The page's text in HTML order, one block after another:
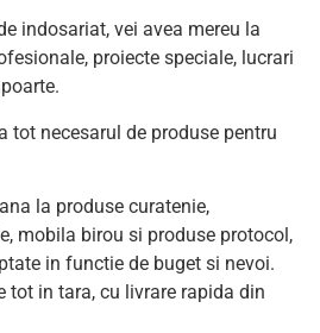
indosariat, vei avea mereu la
proiecte speciale, lucrari
tot necesarul de produse pentru
la produse curatenie,
mobila birou si produse protocol,
in functie de buget si nevoi.
tot in tara, cu livrare rapida din